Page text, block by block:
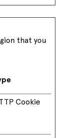
that you
Cookie